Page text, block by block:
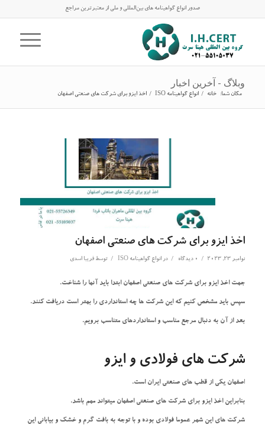
صدور انواع گواهینامه های بین‌المللی و ملی از معتبرترین مراجع
وبلاگ - آخرین اخبار
مکان شما: خانه / انواع گواهینامه ISO / اخذ ایزو برای شرکت های صنعتی اصفهان
اخذ ایزو برای شرکت های صنعتی اصفهان
نوامبر 23, 2023 / 0 دیدگاه / در انواع گواهینامه ISO / توسط فریبا اسدی
جهت اخذ ایزو برای شرکت های صنعتی اصفهان ابتدا باید آنها را شناخت.
سپس باید مشخص کنیم که این شرکت ها چه استانداردی را بهتر است دریافت کنند.
بعد از آن به دنبال مرجع مناسب و استانداردهای متناسب برویم.
شرکت های فولادی و ایزو
اصفهان یکی از قطب های صنعتی ایران است.
بنابراین اخذ ایزو برای شرکت های صنعتی اصفهان میتواند مهم باشد.
شرکت های این شهر عموما فولادی بوده و با توجه به بافت گرم و خشک و بیابانی این